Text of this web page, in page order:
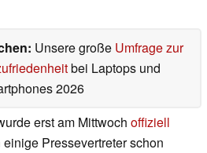
Unsere große Umfrage zur
bei Laptops und
2026
erst am Mittwoch offiziell
einige Pressevertreter schon